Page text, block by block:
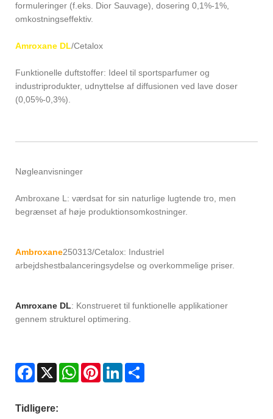
formuleringer (f.eks. Dior Sauvage), dosering 0,1%-1%,
omkostningseffektiv.
Amroxane DL/Cetalox
Funktionelle duftstoffer: Ideel til sportsparfumer og
industriprodukter, udnyttelse af diffusionen ved lave doser
(0,05%-0,3%).
Nøgleanvisninger
Ambroxane L: værdsat for sin naturlige lugtende tro, men
begrænset af høje produktionsomkostninger.
Ambroxane250313/Cetalox: Industriel
arbejdshestbalanceringsydelse og overkommelige priser.
Amroxane DL: Konstrueret til funktionelle applikationer
gennem strukturel optimering.
Facebook
X WhatsAppPinterestLinkedIn
Tidligere: